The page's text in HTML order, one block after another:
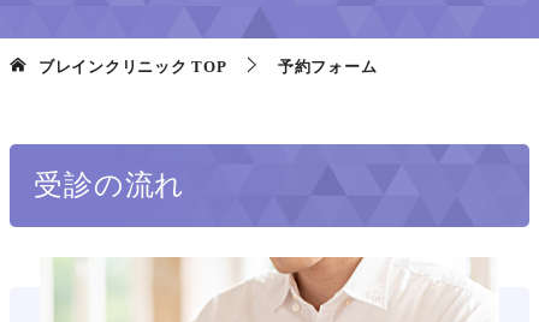
ブレインクリニック TOP 予約フォーム
受診の流れ